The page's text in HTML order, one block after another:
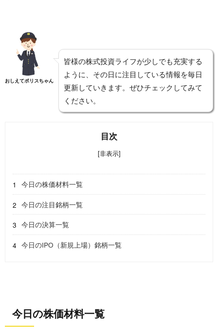
おしえてポリスちゃん
皆様の株式投資ライフが少しでも充実する
ように、その日に注目している情報を毎日
更新していきます。ぜひチェックしてみて
ください。
目次
[非表示]
今日の株価材料一覧
今日の注目銘柄一覧
今日の決算一覧
今日のIPO（新規上場）銘柄一覧
今日の株価材料一覧